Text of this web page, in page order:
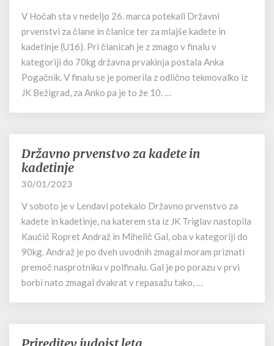
in
članice
ter
za
mlajše
kadete
in
kadetinje
V Hočah sta v nedeljo 26. marca potekali Državni
prvenstvi za člane in članice ter za mlajše kadete in
kadetinje (U16). Pri članicah je z zmago v finalu v
kategoriji do 70kg državna prvakinja postala Anka
Pogačnik. V finalu se je pomerila z odlično tekmovalko iz
JK Bežigrad, za Anko pa je to že 10. …
Državno
prvenstvo
za
in
kadetinje
Državno prvenstvo za kadete in
kadetinje
30/01/2023
V soboto je v Lendavi potekalo Državno prvenstvo za
kadete in kadetinje, na katerem sta iz JK Triglav nastopila
Kaučič Ropret Andraž in Mihelič Gal, oba v kategoriji do
90kg. Andraž je po dveh uvodnih zmagal moram priznati
premoč nasprotniku v polfinalu. Gal je po porazu v prvi
borbi nato zmagal dvakrat v repasažu tako, …
Prireditev